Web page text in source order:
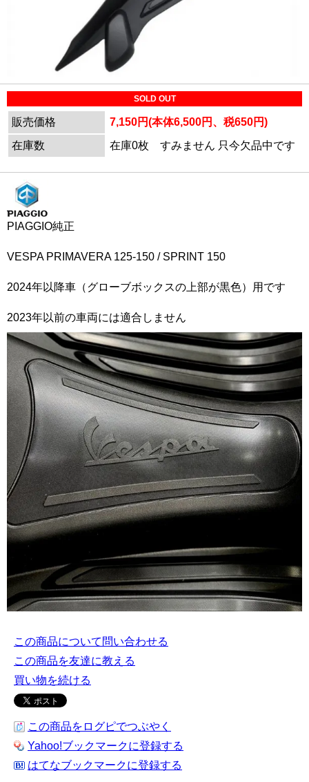
SOLD OUT
販売価格
7,150円(本体6,500円、税650円)
在庫数
在庫0枚 すみません 只今欠品中です
PIAGGIO純正
VESPA PRIMAVERA 125-150 / SPRINT 150
2024年以降車（グローブボックスの上部が黒色）用です
2023年以前の車両には適合しません
この商品について問い合わせる
この商品を友達に教える
買い物を続ける
この商品をログピでつぶやく
Yahoo!ブックマークに登録する
はてなブックマークに登録する